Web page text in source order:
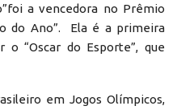
a vencedora no Prêmio
do Ano”. Ela é a primeira
“Oscar do Esporte”, que
em Jogos Olímpicos,